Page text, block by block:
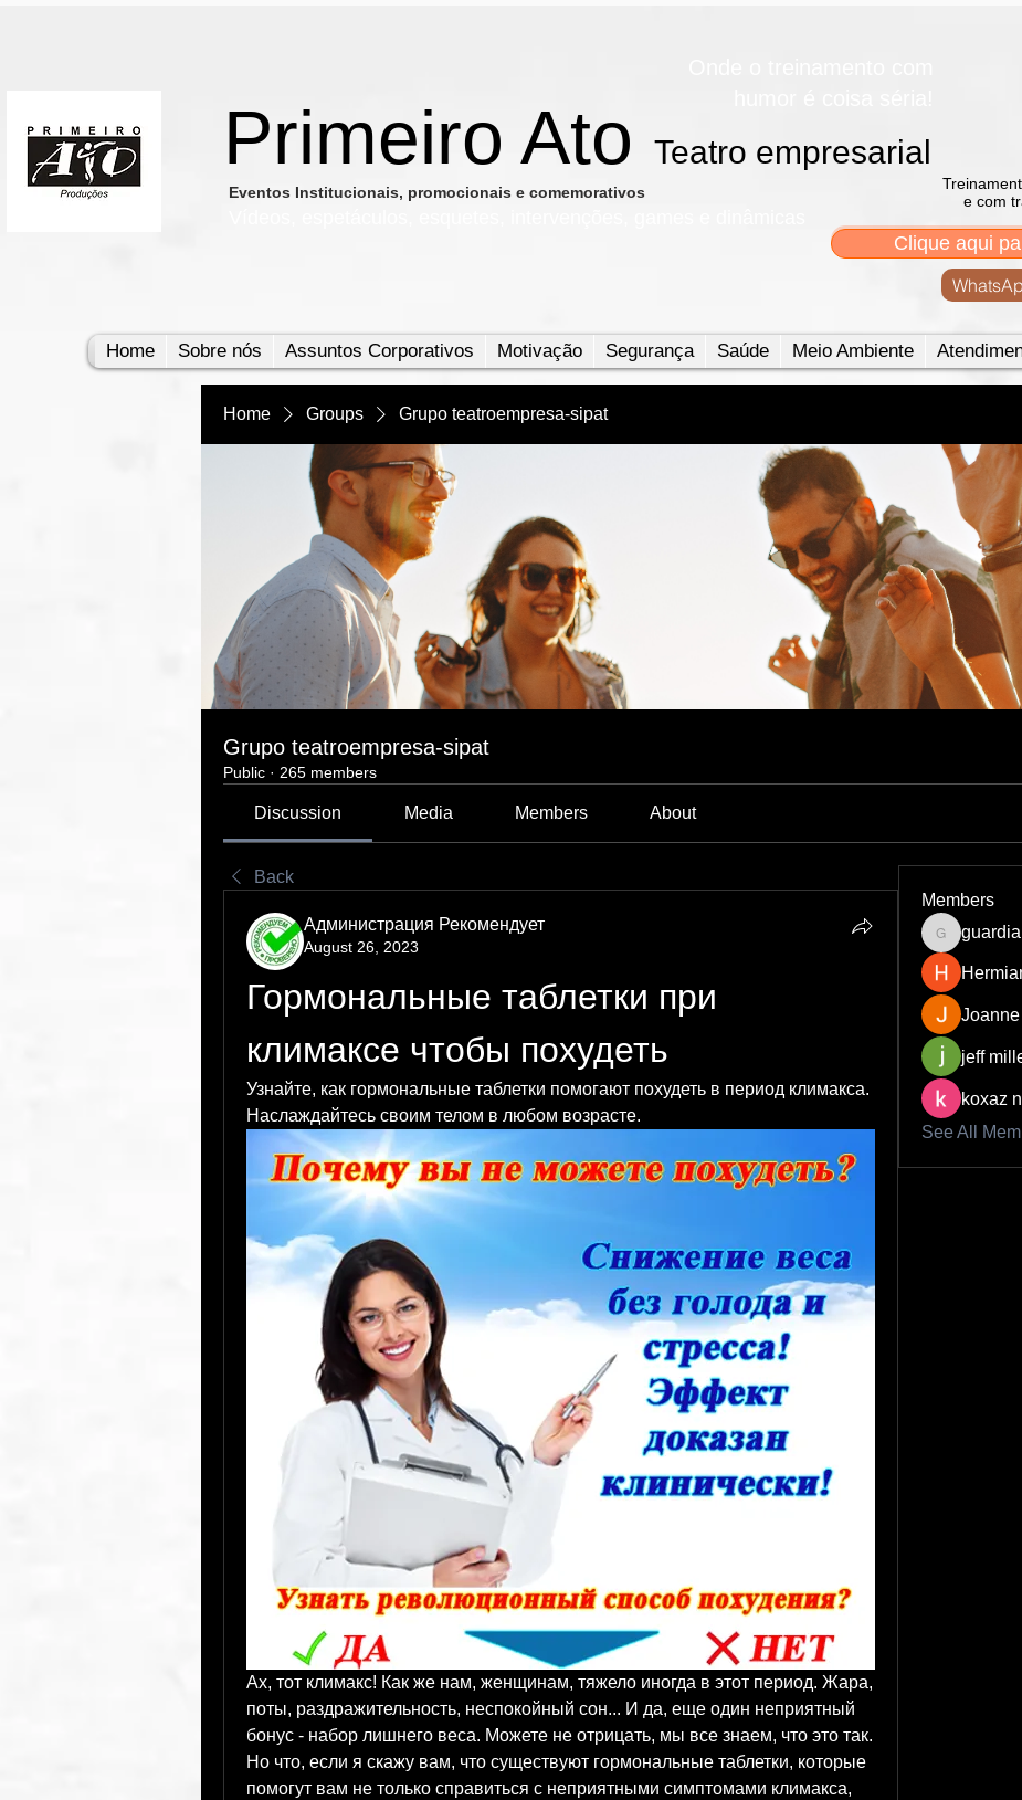
Primeiro Ato Teatro empresarial​
​Eventos Institucionais, promocionais e comemorativos
e com
Clique aqui
Home Sobre nós Assuntos Corporativos Motivação Segurança Saúde Meio Ambiente
Home Groups Grupo teatroempresa-sipat
Grupo teatroempresa-sipat
Public · 265 members
Discussion Media Members About
Back
Администрация Рекомендует
August 26, 2023
Гормональные таблетки при
климаксе чтобы похудеть
Узнайте, как гормональные таблетки помогают похудеть в период климакса.
Наслаждайтесь своим телом в любом возрасте.
Ах, тот климакс! Как же нам, женщинам, тяжело иногда в этот период. Жара,
поты, раздражительность, неспокойный сон... И да, еще один неприятный
бонус - набор лишнего веса. Можете не отрицать, мы все знаем, что это так.
Но что, если я скажу вам, что существуют гормональные таблетки, которые
помогут вам не только справиться с неприятными симптомами климакса,
Members
guardianh23
jeff
koxaz
See All